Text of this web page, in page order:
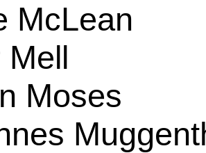
McLean
Mell
Moses